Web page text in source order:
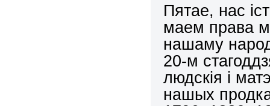
Пятае, нас
маем права
нашаму
20-м
людскія і
нашых